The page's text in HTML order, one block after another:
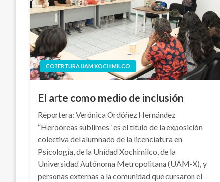
COBERTURA UAM XOCHIMILCO
El arte como medio de inclusión
Reportera: Verónica Ordóñez Hernández
“Herbóreas sublimes” es el título de la exposición
colectiva del alumnado de la licenciatura en
Psicología, de la Unidad Xochimilco, de la
Universidad Autónoma Metropolitana (UAM-X), y
personas externas a la comunidad que cursaron el